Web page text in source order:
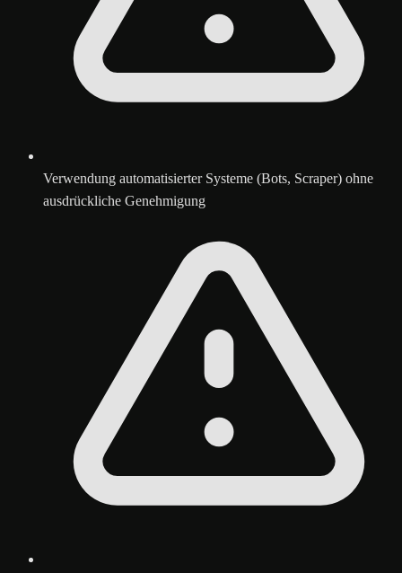
Verwendung automatisierter Systeme (Bots, Scraper) ohne
ausdrückliche Genehmigung